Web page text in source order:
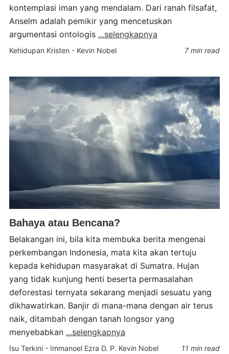
kontemplasi iman yang mendalam. Dari ranah filsafat,
Anselm adalah pemikir yang mencetuskan
argumentasi ontologis ...selengkapnya
Kehidupan Kristen - Kevin Nobel 7 min read
Bahaya atau Bencana?
Belakangan ini, bila kita membuka berita mengenai
perkembangan Indonesia, mata kita akan tertuju
kepada kehidupan masyarakat di Sumatra. Hujan
yang tidak kunjung henti beserta permasalahan
deforestasi ternyata sekarang menjadi sesuatu yang
dikhawatirkan. Banjir di mana-mana dengan air terus
naik, ditambah dengan tanah longsor yang
menyebabkan ...selengkapnya
Isu Terkini - Immanoel Ezra D. P. Kevin Nobel 11 min read